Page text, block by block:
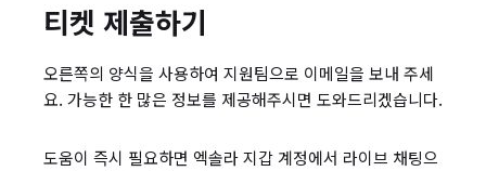
티켓 제출하기
오른쪽의 양식을 사용하여 지원팀으로 이메일을 보내 주세
요. 가능한 한 많은 정보를 제공해주시면 도와드리겠습니다.
도움이 즉시 필요하면 엑솔라 지갑 계정에서 라이브 채팅으